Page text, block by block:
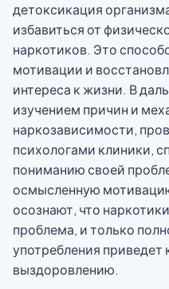
детоксикация
избавиться от
наркотиков. Это
мотивации и
интереса к жизни. В
изучением причин и
наркозависимости,
психологами клиники,
пониманию своей
осмысленную
осознают, что
проблема, и только
употребления
выздоровлению.